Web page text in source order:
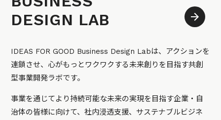
DESIGN LAB
IDEAS FOR GOOD Business Design Labは、アクションを
連鎖させ、心がもっとワクワクする未来創りを目指す共創
型事業開発ラボです。
事業を通じてより持続可能な未来の実現を目指す企業・自
治体の皆様に向けて、社内浸透支援、サステナブルビジネ